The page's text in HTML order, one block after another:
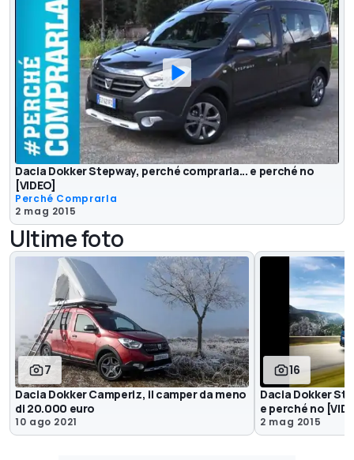
Dacia Dokker Stepway, perché comprarla... e perché no
[VIDEO]
Perché Comprarla
2 mag 2015
Ultime foto
7
Dacia Dokker Camperiz, il camper da meno
di 20.000 euro
10 ago 2021
16
Dacia Dokker
e perché no
2 mag 2015